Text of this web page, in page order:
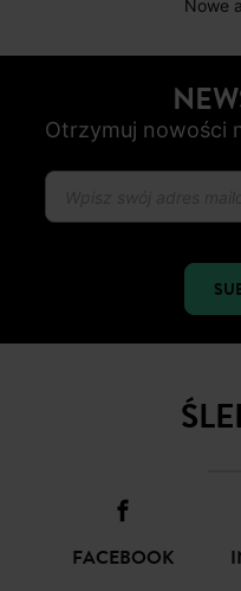
Nowe
Otrzymuj nowości
FACEBOOK